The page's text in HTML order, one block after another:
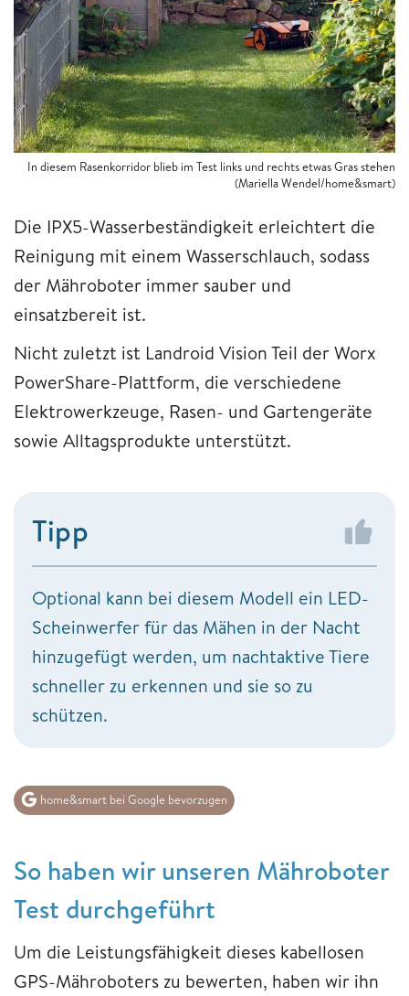
In diesem Rasenkorridor blieb im Test links und rechts etwas Gras stehen
(Mariella Wendel/home&smart)
Die IPX5-Wasserbeständigkeit erleichtert die
Reinigung mit einem Wasserschlauch, sodass
der Mähroboter immer sauber und
einsatzbereit ist.
Nicht zuletzt ist Landroid Vision Teil der Worx
PowerShare-Plattform, die verschiedene
Elektrowerkzeuge, Rasen- und Gartengeräte
sowie Alltagsprodukte unterstützt.
Tipp
Optional kann bei diesem Modell ein LED-
Scheinwerfer für das Mähen in der Nacht
hinzugefügt werden, um nachtaktive Tiere
schneller zu erkennen und sie so zu
schützen.
home&smart bei Google bevorzugen
So haben wir unseren Mähroboter
Test durchgeführt
Um die Leistungsfähigkeit dieses kabellosen
GPS-Mähroboters zu bewerten, haben wir ihn